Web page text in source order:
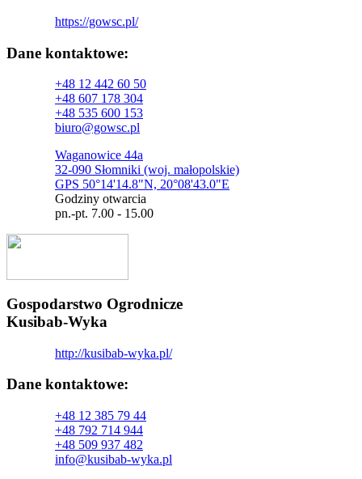
https://gowsc.pl/
Dane kontaktowe:
+48 12 442 60 50
+48 607 178 304
+48 535 600 153
biuro@gowsc.pl
Waganowice 44a
32-090 Słomniki (woj. małopolskie)
GPS 50°14'14.8"N, 20°08'43.0"E
Godziny otwarcia
pn.-pt. 7.00 - 15.00
Gospodarstwo Ogrodnicze
Kusibab-Wyka
http://kusibab-wyka.pl/
Dane kontaktowe:
+48 12 385 79 44
+48 792 714 944
+48 509 937 482
info@kusibab-wyka.pl